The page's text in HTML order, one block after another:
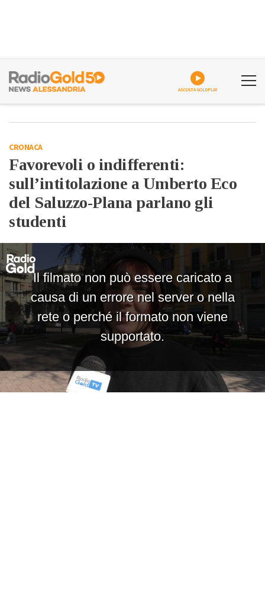
ASCOLTA GOLDPLAY
CRONACA
Favorevoli o indifferenti:
sull’intitolazione a Umberto Eco
del Saluzzo-Plana parlano gli
studenti